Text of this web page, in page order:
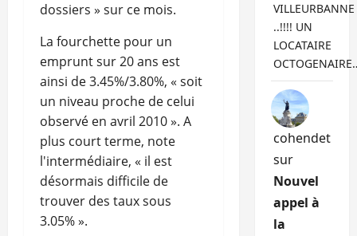
dossiers » sur ce mois.
La fourchette pour un
emprunt sur 20 ans est
ainsi de 3.45%/3.80%, « soit
un niveau proche de celui
observé en avril 2010 ». A
plus court terme, note
l'intermédiaire, « il est
désormais difficile de
trouver des taux sous
3.05% ».
VILLEURBANNE
..!!!! UN
LOCATAIRE
cohendet
sur
Nouvel
appel à
la